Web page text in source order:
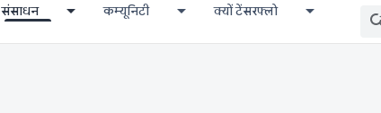
संसाधन कम्यूनिटी क्यों टेंसरफ्लो